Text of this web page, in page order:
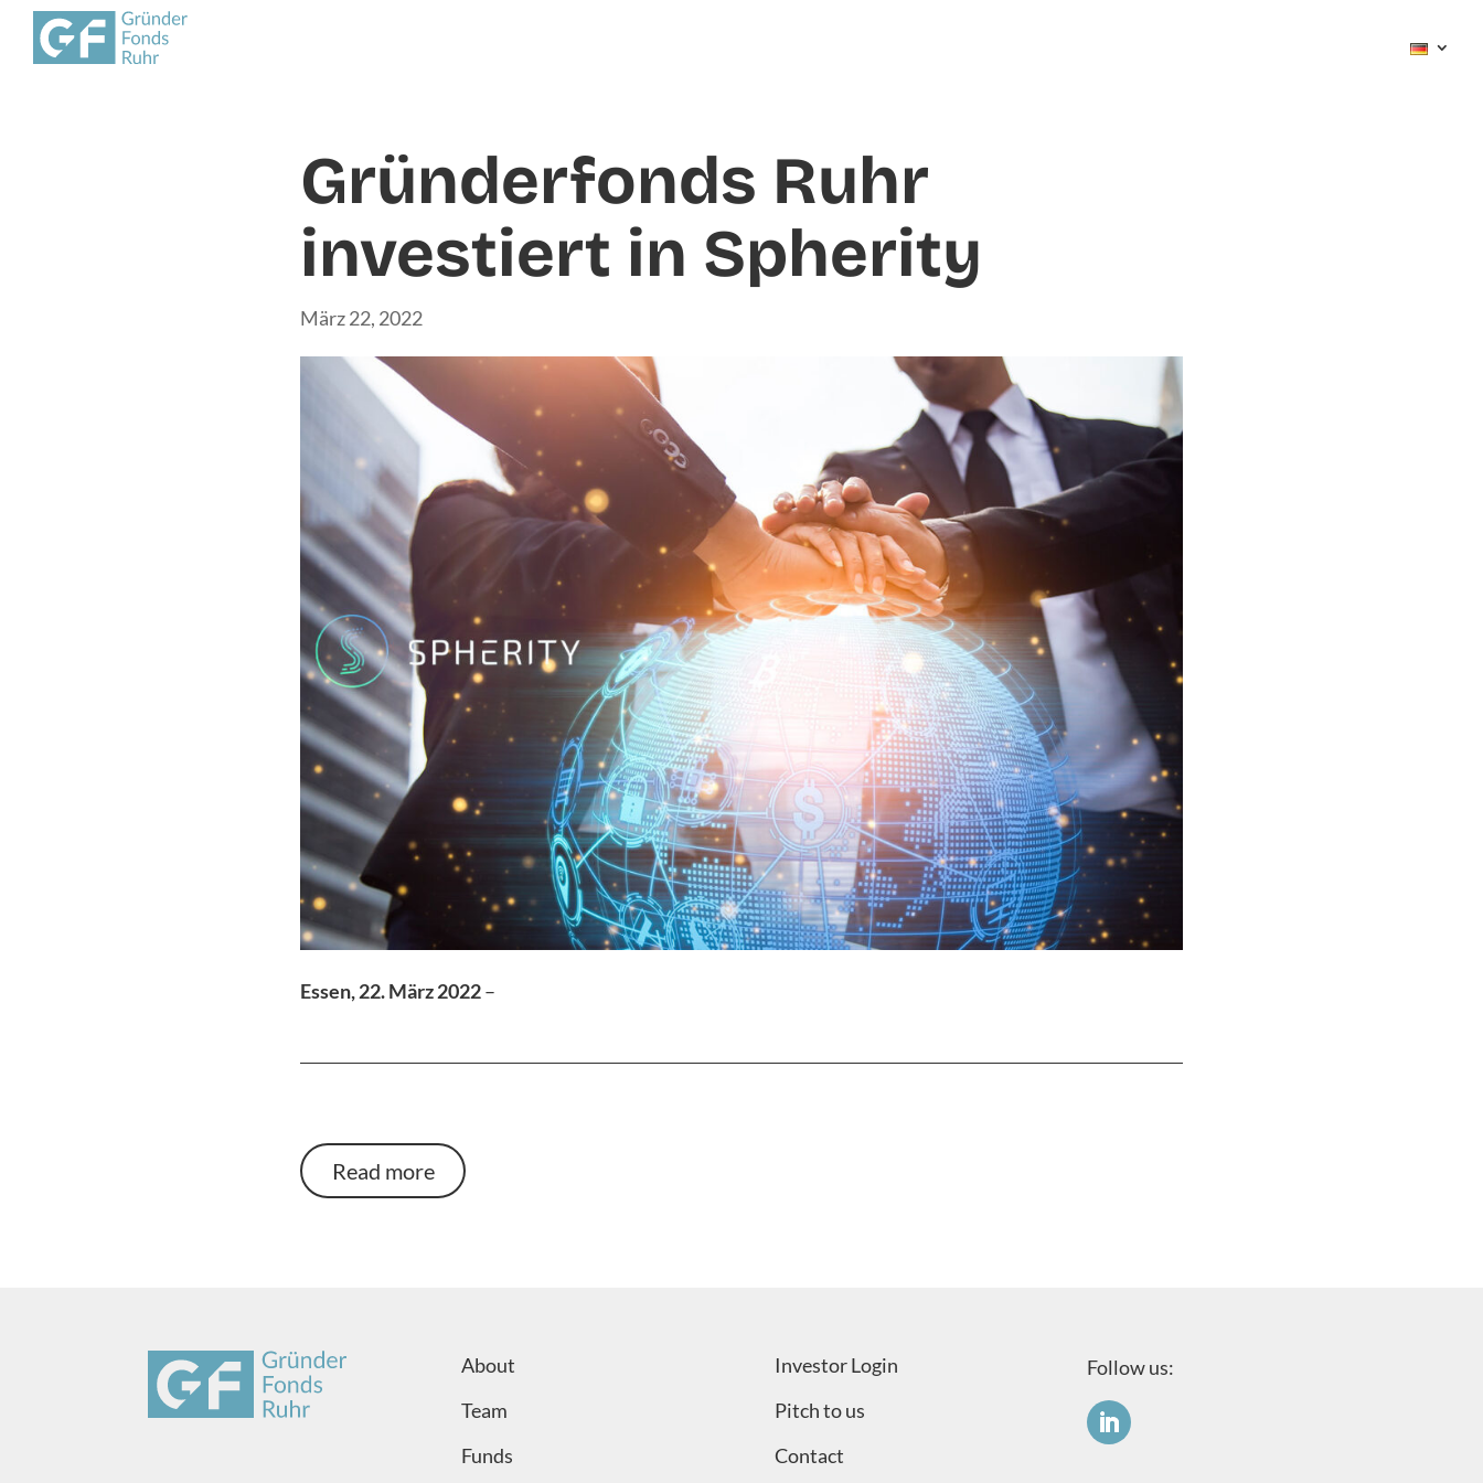
Gründerfonds Ruhr
investiert in Spherity
März 22, 2022
Essen, 22. März 2022–
Read more
About
Team
Funds
Investor Login
Pitch to us
Contact
Follow us: